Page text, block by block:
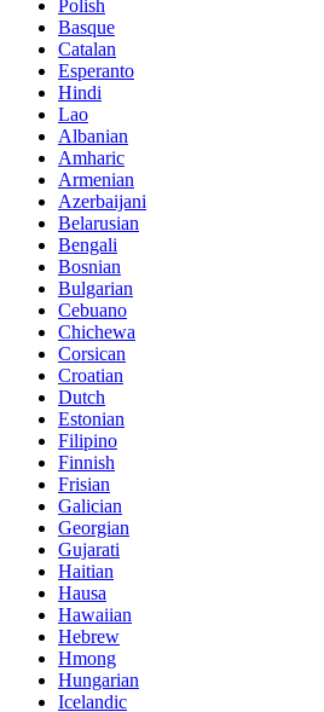
Polish
Basque
Catalan
Esperanto
Hindi
Lao
Albanian
Amharic
Armenian
Azerbaijani
Belarusian
Bengali
Bosnian
Bulgarian
Cebuano
Chichewa
Corsican
Croatian
Dutch
Estonian
Filipino
Finnish
Frisian
Galician
Georgian
Gujarati
Haitian
Hausa
Hawaiian
Hebrew
Hmong
Hungarian
Icelandic